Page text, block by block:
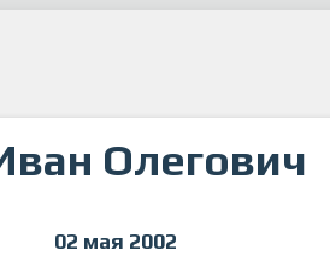
Олегович
02 мая 2002